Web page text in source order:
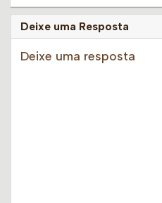
Deixe uma Resposta
Deixe uma resposta